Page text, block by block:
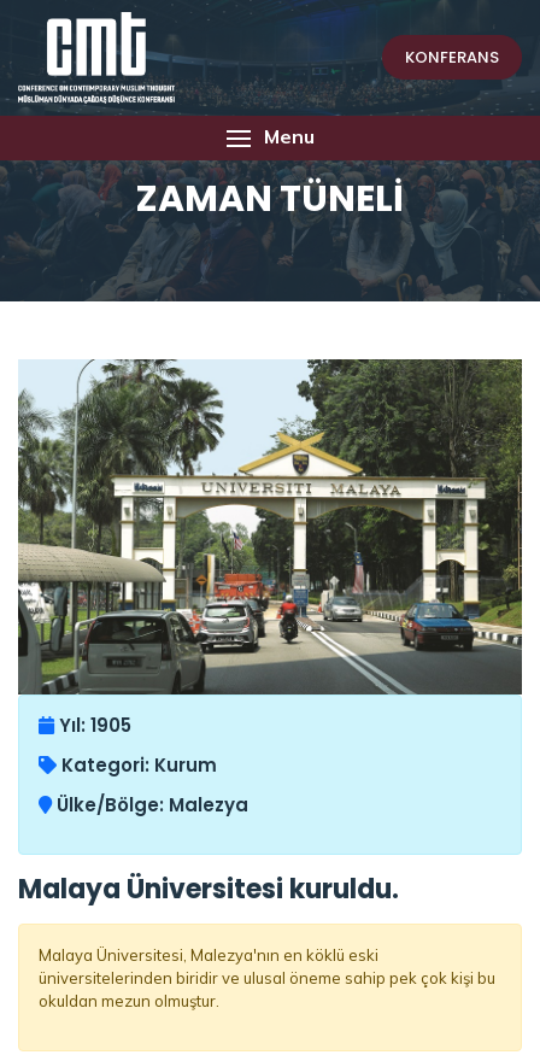
KONFERANS
Menu
ZAMAN TÜNELİ
Yıl: 1905
Kategori: Kurum
Ülke/Bölge: Malezya
Malaya Üniversitesi kuruldu.
Malaya Üniversitesi, Malezya'nın en köklü eski
üniversitelerinden biridir ve ulusal öneme sahip pek çok kişi bu
okuldan mezun olmuştur.